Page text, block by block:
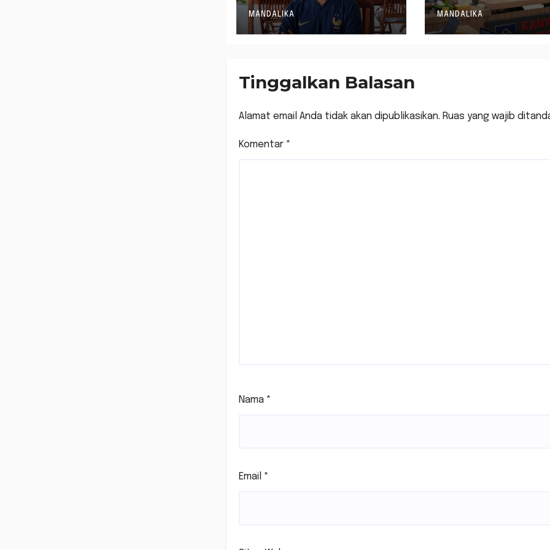
Gubernur Pimpin
KONI NTB
MANDALIKA
Mantapkan
Rencana
MANDALIKA
Tinggalkan Balasan
Alamat email Anda tidak akan dipublikasikan. Ruas yang wajib
Komentar *
Nama *
Email *